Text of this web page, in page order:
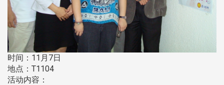
时间：11月7日
地点：T1104
活动内容：